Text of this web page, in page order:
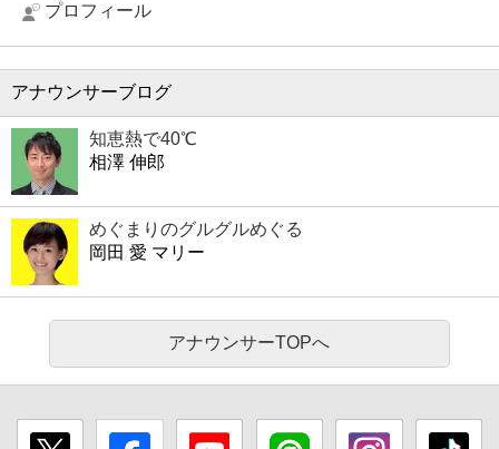
プロフィール
アナウンサーブログ
知恵熱で40℃
相澤 伸郎
めぐまりのグルグルめぐる
岡田 愛 マリー
アナウンサーTOPへ